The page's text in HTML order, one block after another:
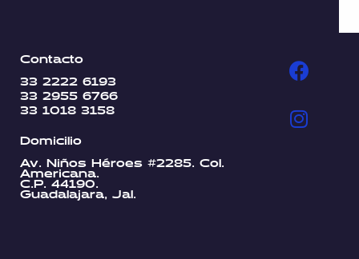
Contacto
33 2222 6193
33 2955 6766
33 1018 3158
Domicilio
Av. Niños Héroes #2285. Col.
Americana.
C.P. 44190.
Guadalajara, Jal.